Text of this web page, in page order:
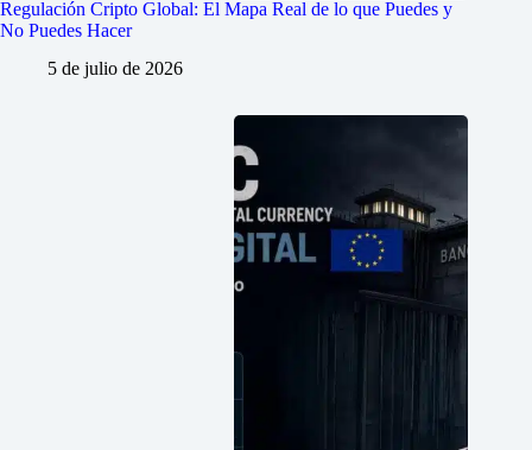
Regulación Cripto Global: El Mapa Real de lo que Puedes y
No Puedes Hacer
5 de julio de 2026